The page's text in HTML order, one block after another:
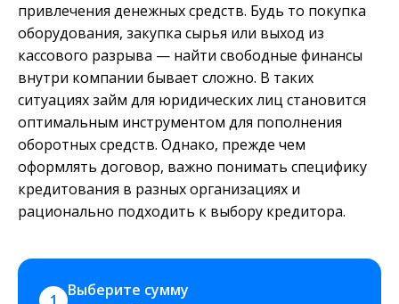
привлечения денежных средств. Будь то покупка
оборудования, закупка сырья или выход из
кассового разрыва — найти свободные финансы
внутри компании бывает сложно. В таких
ситуациях займ для юридических лиц становится
оптимальным инструментом для пополнения
оборотных средств. Однако, прежде чем
оформлять договор, важно понимать специфику
кредитования в разных организациях и
рационально подходить к выбору кредитора.
Выберите сумму